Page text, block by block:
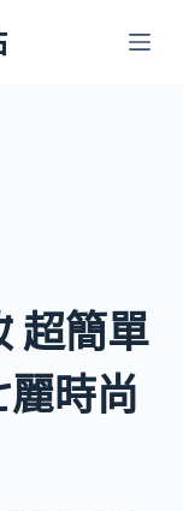
超簡單
麗時尚